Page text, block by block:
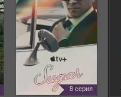
8 серия